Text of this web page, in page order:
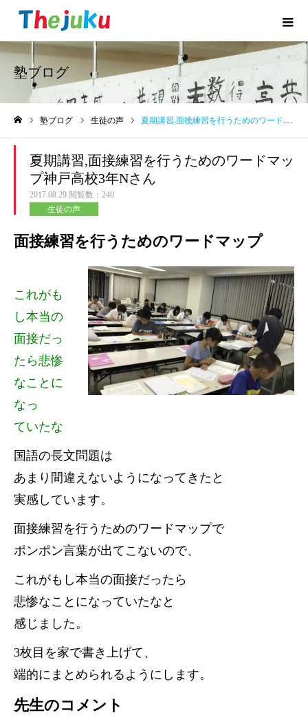
塾ブログ
塾ブログ 生徒の声 夏期講習,面接練習を行うためのワードマップ神戸高校3年Nさん
夏期講習,面接練習を行うためのワードマッ
プ神戸高校3年Nさん
2017.08.29 閲覧数：240
生徒の声
面接練習を行うためのワードマップ
これがも
し本当の
面接だっ
たら悲惨
なことに
なっ
ていたな
国語の長文問題は
あまり間違えないようになってきたと
実感しています。
面接練習を行うためのワードマップで
ポンポン言葉が出てこないので、
これがもし本当の面接だったら
悲惨なことになっていたなと
感じました。
3枚目を家で書き上げて、
端的にまとめられるようにします。
先生のコメント